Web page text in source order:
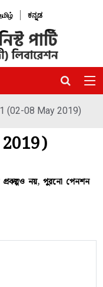
| ಕನ್ನಡ
(02-08 May 2019)
2019)
প্রকল্পও নয়, পুরনো পেনশন